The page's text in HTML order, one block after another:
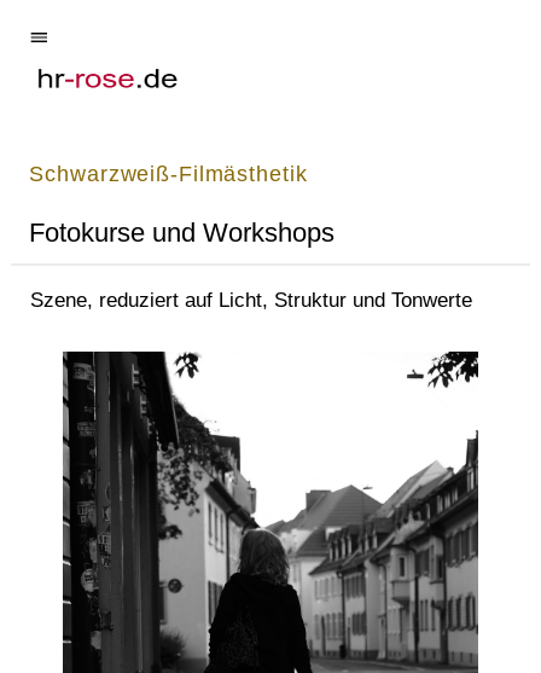
Schwarzweiß-Filmästhetik
Fotokurse und Workshops
Szene, reduziert auf Licht, Struktur und Tonwerte